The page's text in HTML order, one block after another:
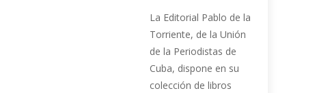
La Editorial Pablo de la
Torriente, de la Unión
de la Periodistas de
Cuba, dispone en su
colección de libros